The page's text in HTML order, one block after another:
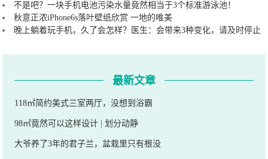
不是吧？一块手机电池污染水量竟然相当于3个标准游泳池！
秋意正浓iPhone6s落叶壁纸欣赏 一地的唯美
晚上躺着玩手机，久了会怎样？医生：会带来3种变化，请及时停止
最新文章
118㎡简约美式三室两厅，没想到浴霸
98㎡竟然可以这样设计 | 划分动静
大爷养了3年的君子兰，盆栽里只有根没